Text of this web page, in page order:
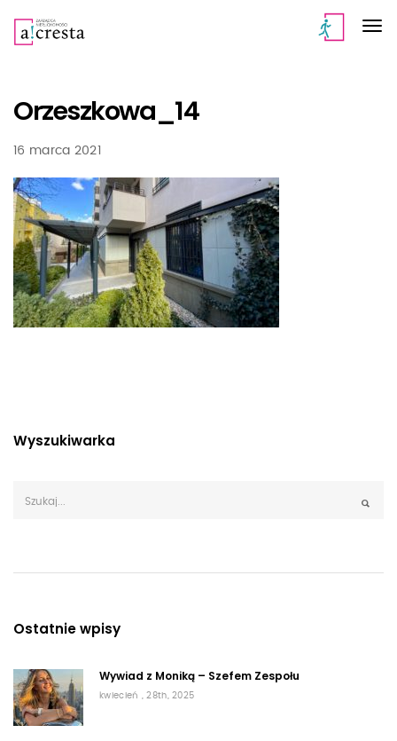
Orzeszkowa_14
16 marca 2021
Wyszukiwarka
Ostatnie wpisy
Wywiad z Moniką – Szefem Zespołu
kwiecień , 28th, 2025